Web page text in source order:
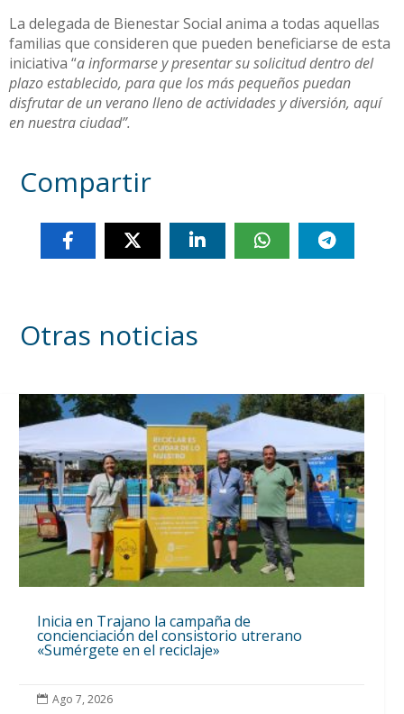
La delegada de Bienestar Social anima a todas aquellas
familias que consideren que pueden beneficiarse de esta
iniciativa “a informarse y presentar su solicitud dentro del
plazo establecido, para que los más pequeños puedan
disfrutar de un verano lleno de actividades y diversión, aquí
en nuestra ciudad”.
Compartir
Otras noticias
Inicia en Trajano la campaña de
concienciación del consistorio utrerano
«Sumérgete en el reciclaje»
 Ago 7, 2026